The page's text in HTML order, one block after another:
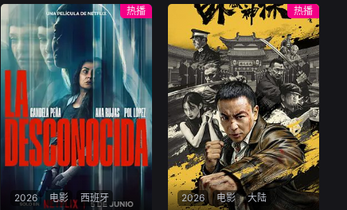
大漠之上，镖人、官府、西域
五大家族等多方势力盘根错
节、暗潮涌动。“天字第二号
逃犯”刀马接下特殊押镖任
务，和同伴一起从西域护镖远
赴长安。不料，他们的护送对
象竟是“天字第一号逃犯”知世
郎……天下熙熙皆为利来，各
方势力闻风入局，抢镖厮杀接
连上演……
影片聚焦杰克·萨利与奈蒂莉一
家的命运起伏，在前作的情感
余波之上，深刻描绘一个家族
在战火中如何成长、并共同守
护血脉相连的情感纽带的历
程，从而将故事推向更具张力
的全新维度。此外，潘多拉的
全新领域也即将揭晓
2026 电影 西班牙
热播
2026 电影 大陆
热播